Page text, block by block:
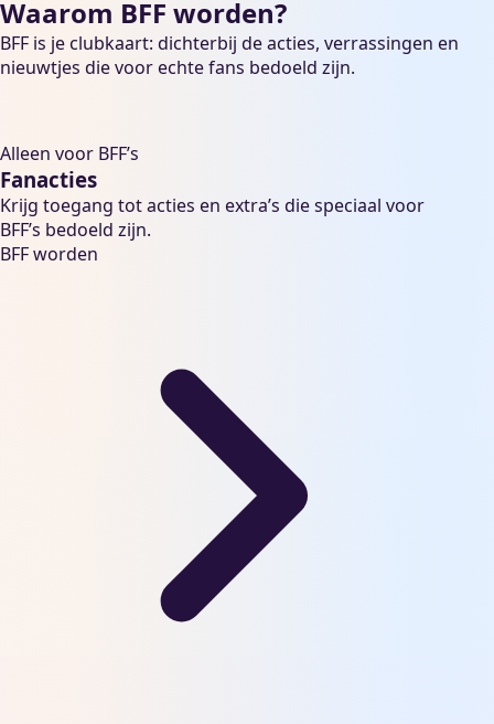
Waarom BFF worden?
BFF is je clubkaart: dichterbij de acties, verrassingen en
nieuwtjes die voor echte fans bedoeld zijn.
Alleen voor BFF’s
Fanacties
Krijg toegang tot acties en extra’s die speciaal voor
BFF’s bedoeld zijn.
BFF worden